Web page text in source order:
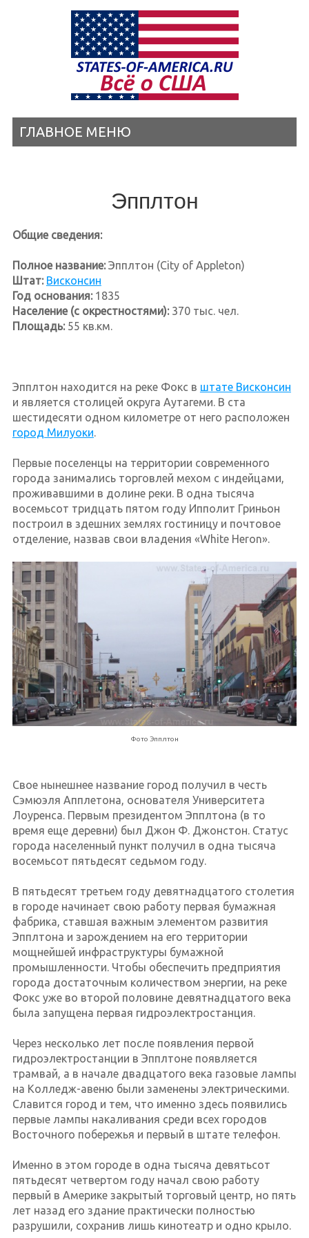
ГЛАВНОЕ МЕНЮ
Эпплтон
Общие сведения:
Полное название:Эпплтон (City of Appleton)
Штат: Висконсин
Год основания: 1835
Население (с окрестностями): 370 тыс. чел.
Площадь: 55 кв.км.
Эпплтон находится на реке Фокс в штате Висконсин
и является столицей округа Аутагеми. В ста
шестидесяти одном километре от него расположен
город Милуоки.
Первые поселенцы на территории современного
города занимались торговлей мехом с индейцами,
проживавшими в долине реки. В одна тысяча
восемьсот тридцать пятом году Ипполит Гриньон
построил в здешних землях гостиницу и почтовое
отделение, назвав свои владения «White Heron».
Фото Эпплтон
Свое нынешнее название город получил в честь
Сэмюэля Апплетона, основателя Университета
Лоуренса. Первым президентом Эпплтона (в то
время еще деревни) был Джон Ф. Джонстон. Статус
города населенный пункт получил в одна тысяча
восемьсот пятьдесят седьмом году.
В пятьдесят третьем году девятнадцатого столетия
в городе начинает свою работу первая бумажная
фабрика, ставшая важным элементом развития
Эпплтона и зарождением на его территории
мощнейшей инфраструктуры бумажной
промышленности. Чтобы обеспечить предприятия
города достаточным количеством энергии, на реке
Фокс уже во второй половине девятнадцатого века
была запущена первая гидроэлектростанция.
Через несколько лет после появления первой
гидроэлектростанции в Эпплтоне появляется
трамвай, а в начале двадцатого века газовые лампы
на Колледж-авеню были заменены электрическими.
Славится город и тем, что именно здесь появились
первые лампы накаливания среди всех городов
Восточного побережья и первый в штате телефон.
Именно в этом городе в одна тысяча девятьсот
пятьдесят четвертом году начал свою работу
первый в Америке закрытый торговый центр, но пять
лет назад его здание практически полностью
разрушили, сохранив лишь кинотеатр и одно крыло.